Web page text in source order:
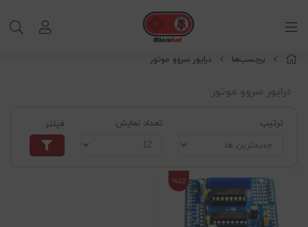
برچسب‌ها درایور سروو موتور
درایور سروو موتور
ترتیب تعداد نمایش فیلتر
%12